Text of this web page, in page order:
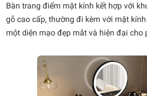
Bàn trang điểm mặt kính kết hợp với
gỗ cao cấp, thường đi kèm với mặt
một diện mạo đẹp mắt và hiện đại cho